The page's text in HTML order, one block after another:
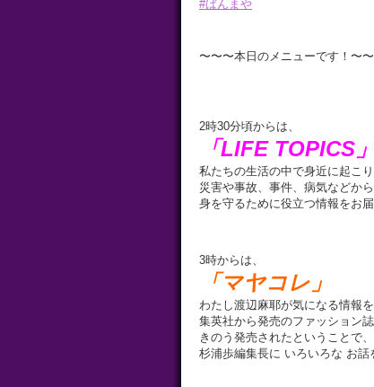
#ばんまや
〜〜〜本日のメニューです！〜
2時30分頃からは、
「LIFE TOPICS」
私たちの生活の中で身近に起こり
災害や事故、事件、病気などから
身を守るために役立つ情報をお届
3時からは、
「マヤコレ」
わたし渡辺麻耶が気になる情報
集英社から発売のファッション
きのう発売されたということで、
杉浦歩編集長に いろいろな お話